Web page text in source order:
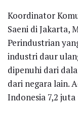
Koordinator
Saeni di Jakarta,
Perindustrian
industri daur
dipenuhi dari
dari negara lain.
Indonesia 7,2